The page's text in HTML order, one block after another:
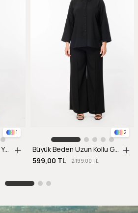
1
Büyük Beden Uzun Kollu Yanı Yırtmaçlı Gömlek-KEMIK
2
Büyük Beden Uzun Kollu Gömlek-SİYAH
599,00 TL
2.199,00 TL